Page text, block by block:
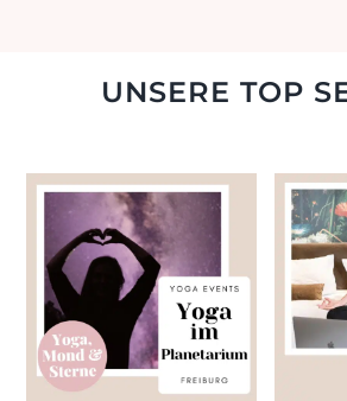
UNSERE TOP
Yoga im
Planetarium